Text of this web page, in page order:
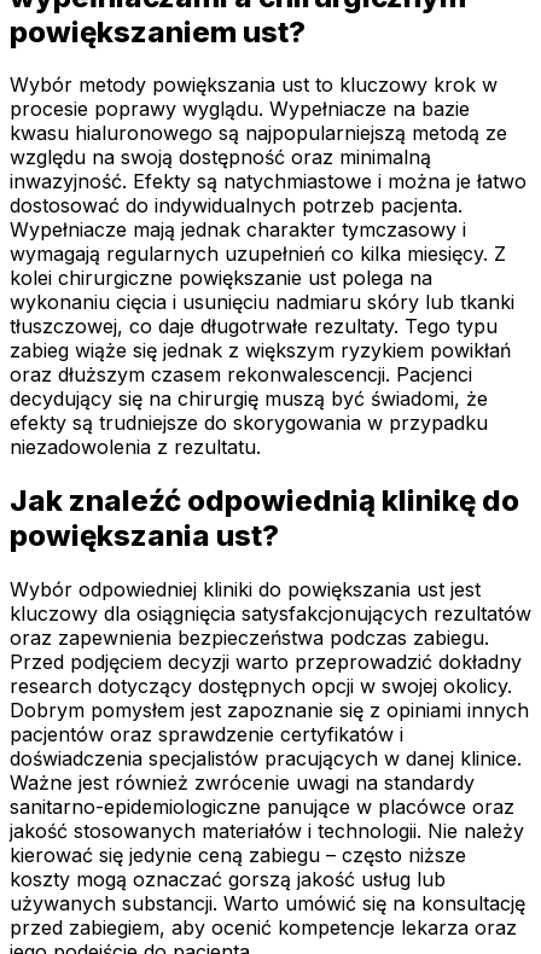
powiększaniem ust?
Wybór metody powiększania ust to kluczowy krok w
procesie poprawy wyglądu. Wypełniacze na bazie
kwasu hialuronowego są najpopularniejszą metodą ze
względu na swoją dostępność oraz minimalną
inwazyjność. Efekty są natychmiastowe i można je łatwo
dostosować do indywidualnych potrzeb pacjenta.
Wypełniacze mają jednak charakter tymczasowy i
wymagają regularnych uzupełnień co kilka miesięcy. Z
kolei chirurgiczne powiększanie ust polega na
wykonaniu cięcia i usunięciu nadmiaru skóry lub tkanki
tłuszczowej, co daje długotrwałe rezultaty. Tego typu
zabieg wiąże się jednak z większym ryzykiem powikłań
oraz dłuższym czasem rekonwalescencji. Pacjenci
decydujący się na chirurgię muszą być świadomi, że
efekty są trudniejsze do skorygowania w przypadku
niezadowolenia z rezultatu.
Jak znaleźć odpowiednią klinikę do
powiększania ust?
Wybór odpowiedniej kliniki do powiększania ust jest
kluczowy dla osiągnięcia satysfakcjonujących rezultatów
oraz zapewnienia bezpieczeństwa podczas zabiegu.
Przed podjęciem decyzji warto przeprowadzić dokładny
research dotyczący dostępnych opcji w swojej okolicy.
Dobrym pomysłem jest zapoznanie się z opiniami innych
pacjentów oraz sprawdzenie certyfikatów i
doświadczenia specjalistów pracujących w danej klinice.
Ważne jest również zwrócenie uwagi na standardy
sanitarno-epidemiologiczne panujące w placówce oraz
jakość stosowanych materiałów i technologii. Nie należy
kierować się jedynie ceną zabiegu – często niższe
koszty mogą oznaczać gorszą jakość usług lub
używanych substancji. Warto umówić się na konsultację
przed zabiegiem, aby ocenić kompetencje lekarza oraz